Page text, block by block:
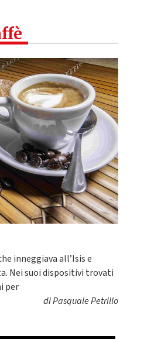
inneggiava all’Isis e
Nei suoi dispositivi trovati
per
diPasquale Petrillo